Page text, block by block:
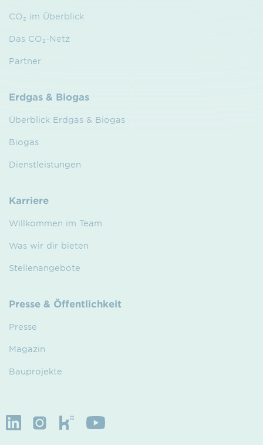
CO₂ im Überblick
Das CO₂-Netz
Partner
Erdgas & Biogas
Überblick Erdgas & Biogas
Biogas
Dienstleistungen
Karriere
Willkommen im Team
Was wir dir bieten
Stellenangebote
Presse & Öffentlichkeit
Presse
Magazin
Bauprojekte